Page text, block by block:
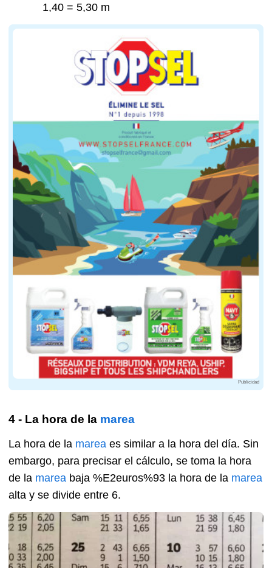
1,40 = 5,30 m
Publicidad
4 - La hora de la marea
La hora de la marea es similar a la hora del día. Sin
embargo, para precisar el cálculo, se toma la hora
de la marea baja %E2euros%93 la hora de la marea
alta y se divide entre 6.